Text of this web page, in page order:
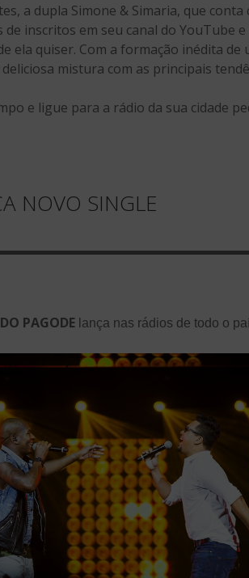
a dupla Simone & Simaria, que
inscritos em seu canal do YouTube
ela quiser. Com a formação inédita de
mistura com as principais
e ligue para a rádio da sua cidade
NOVO SINGLE
PAGODE lança nas rádios de todo o